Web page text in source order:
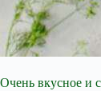
Очень вкусное и